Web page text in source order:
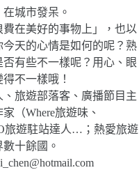
城市發呆。
在美好的事物上」，也以
今天的心情是如何的呢？熟
有些不一樣呢？用心、眼
不一樣哦！
旅遊部落客、廣播節目主
（Where旅遊味、
旅遊駐站達人…；熱愛旅遊
十餘國。